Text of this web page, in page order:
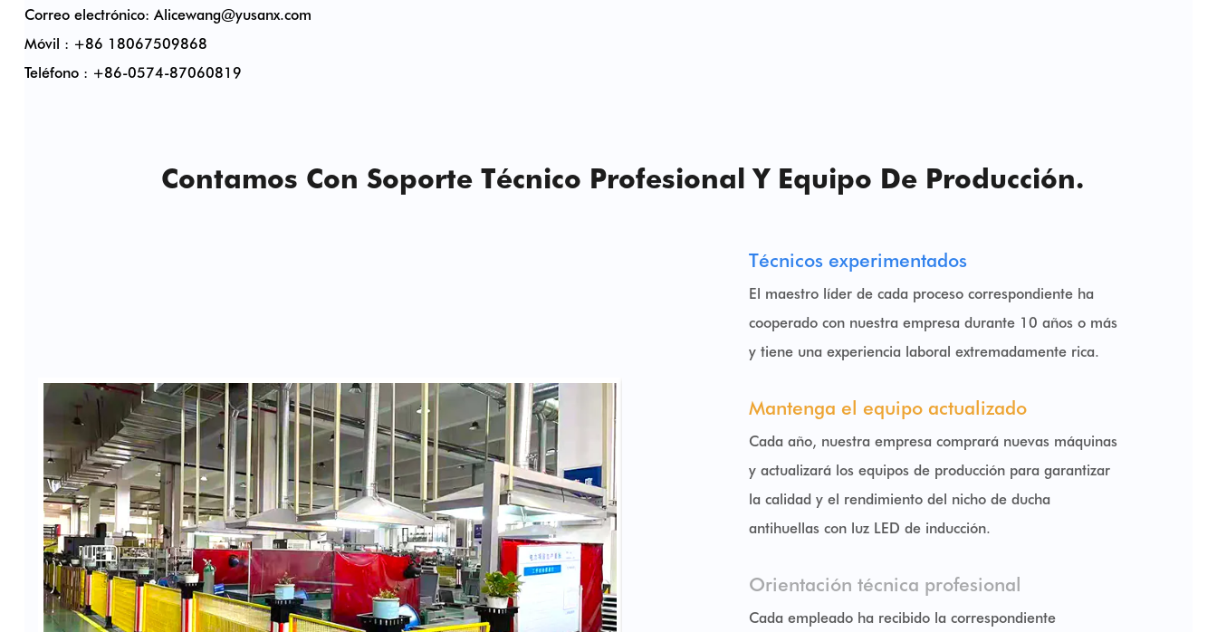
Correo electrónico: Alicewang@yusanx.com
Móvil : +86 18067509868
Teléfono : +86-0574-87060819
Contamos Con Soporte Técnico Profesional Y Equipo De Producción.
Técnicos experimentados
El maestro líder de cada proceso correspondiente ha
cooperado con nuestra empresa durante 10 años o más
y tiene una experiencia laboral extremadamente rica.
Mantenga el equipo actualizado
Cada año, nuestra empresa comprará nuevas máquinas
y actualizará los equipos de producción para garantizar
la calidad y el rendimiento del nicho de ducha
antihuellas con luz LED de inducción.
Orientación técnica profesional
Cada empleado ha recibido la correspondiente